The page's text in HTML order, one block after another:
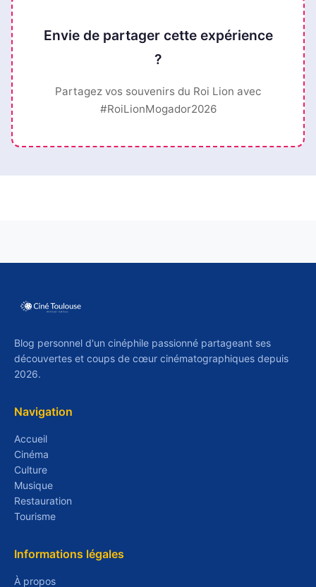
Envie de partager cette expérience
?
Partagez vos souvenirs du Roi Lion avec
#RoiLionMogador2026
Blog personnel d'un cinéphile passionné partageant ses
découvertes et coups de cœur cinématographiques depuis
2026.
Navigation
Accueil
Cinéma
Culture
Musique
Restauration
Tourisme
Informations légales
À propos